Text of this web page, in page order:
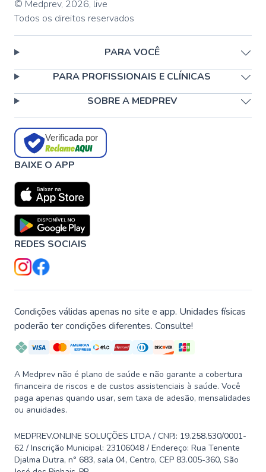
© Medprev, 2026, live
Todos os direitos reservados
PARA VOCÊ
PARA PROFISSIONAIS E CLÍNICAS
SOBRE A MEDPREV
Verificada por
BAIXE O APP
REDES SOCIAIS
Condições válidas apenas no site e app. Unidades físicas
poderão ter condições diferentes. Consulte!
A Medprev não é plano de saúde e não garante a cobertura
financeira de riscos e de custos assistenciais à saúde. Você
paga apenas quando usar, sem taxa de adesão, mensalidades
ou anuidades.
MEDPREV.ONLINE SOLUÇÕES LTDA / CNPJ: 19.258.530/0001-
62 / Inscrição Municipal: 23106048 / Endereço: Rua Tenente
Djalma Dutra, n° 683, sala 04, Centro, CEP 83.005-360, São